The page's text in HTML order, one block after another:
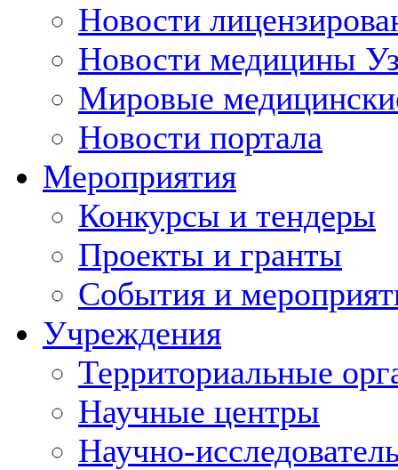
Новости
Новости медицины
Мировые
Новости портала
Мероприятия
Конкурсы и тендеры
Проекты и гранты
События и
Учреждения
Территориальные
Научные центры
Научно-